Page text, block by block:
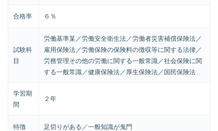
合格率 ６％
試験科
目
労働基準某／労働安全衛生法／労働者災害補償保険法／
雇用保険法／労働保険の保険料の徴収等に関する法律／
労務管理その他の労働に関する一般常識／社会保険に関
する一般常識／健康保険法／厚生保険法／国民保険法
学習期
間
２年
特徴 足切りがある／一般知識が鬼門